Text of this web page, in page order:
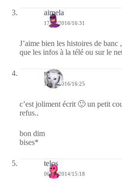
aimela
17/07/2016/16:31
J’aime bien les histoires de banc
que les infos à la télé ou sur le
nays
17/07/2016/16:25
c’est joliment écrit 🙂 un petit
refus..
bon dim
bises*
telos
06/06/2014/15:18